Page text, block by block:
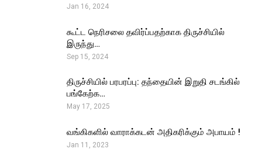
Jan 16, 2024
கூட்ட நெரிசலை தவிர்ப்பதற்காக திருச்சியில்
இருந்து…
Sep 15, 2024
திருச்சியில் பரபரப்பு: தந்தையின் இறுதி சடங்கில்
பங்கேற்க…
May 17, 2025
வங்கிகளில் வாராக்கடன் அதிகரிக்கும் அபாயம் !
Jan 11, 2023